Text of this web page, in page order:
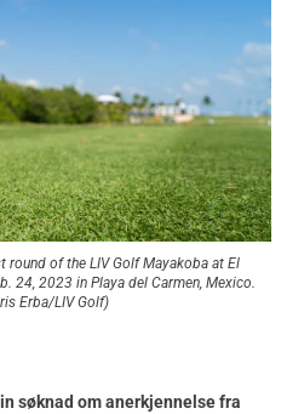
round of the LIV Golf Mayakoba at El
24, 2023 in Playa del Carmen, Mexico.
Erba/LIV Golf)
søknad om anerkjennelse fra